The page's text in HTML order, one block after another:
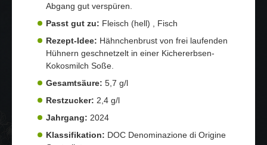
Abgang gut verspüren.
Passt gut zu: Fleisch (hell) , Fisch
Rezept-Idee: Hähnchenbrust von frei laufenden
Hühnern geschnetzelt in einer Kichererbsen-
Kokosmilch Soße.
Gesamtsäure: 5,7 g/l
Restzucker: 2,4 g/l
Jahrgang: 2024
Klassifikation: DOC Denominazione di Origine